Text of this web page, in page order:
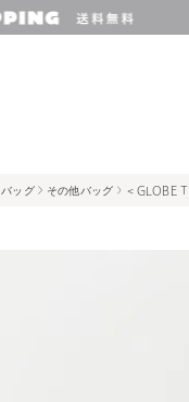
バッグ その他バッグ ＜GLOBE